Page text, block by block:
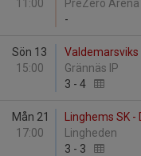
11:00
PreZero Arena
-
Sön 13
15:00
Valdemarsviks
Grännäs IP
3 - 4
Mån 21
17:00
Linghems SK
Lingheden
3 - 3